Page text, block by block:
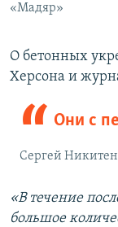
«Мадяр»
О бетонных
Херсона и
Они с
Сергей
«В течение
большое